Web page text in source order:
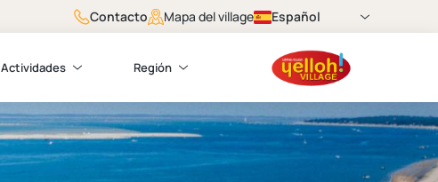
Contacto Mapa del village Español
Actividades Región